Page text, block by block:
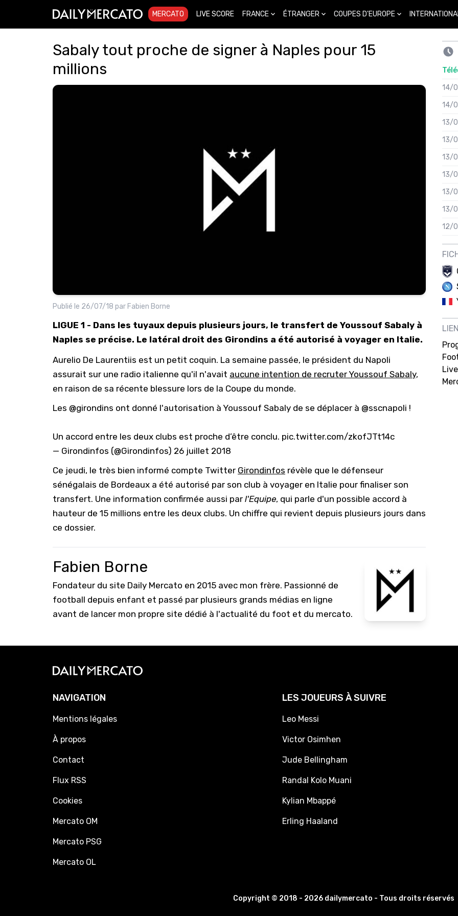
MERCATO LIVE SCORE FRANCE ÉTRANGER COUPES D'EUROPE
Sabaly tout proche de signer à Naples pour 15
millions
Publié le 26/07/18 par Fabien Borne
LIGUE 1 - Dans les tuyaux depuis plusieurs jours, le transfert de Youssouf Sabaly à
Naples se précise. Le latéral droit des Girondins a été autorisé à voyager en Italie.
Aurelio De Laurentiis est un petit coquin. La semaine passée, le président du Napoli
assurait sur une radio italienne qu'il n'avait aucune intention de recruter Youssouf Sabaly,
en raison de sa récente blessure lors de la Coupe du monde.
Les @girondins ont donné l'autorisation à Youssouf Sabaly de se déplacer à @sscnapoli !
Un accord entre les deux clubs est proche d’être conclu. pic.twitter.com/zkofJTt14c
— Girondinfos (@Girondinfos) 26 juillet 2018
Ce jeudi, le très bien informé compte Twitter Girondinfos révèle que le défenseur
sénégalais de Bordeaux a été autorisé par son club à voyager en Italie pour finaliser son
transfert. Une information confirmée aussi par l'Equipe, qui parle d'un possible accord à
hauteur de 15 millions entre les deux clubs. Un chiffre qui revient depuis plusieurs jours dans
ce dossier.
Fabien Borne
Fondateur du site Daily Mercato en 2015 avec mon frère. Passionné de
football depuis enfant et passé par plusieurs grands médias en ligne
avant de lancer mon propre site dédié à l'actualité du foot et du mercato.
14/
14/
13/
13/
13/
13/
13/
13/
12/
12/
12/01
12/
11/
11/
11/
11/
NAVIGATION
Mentions légales
À propos
Contact
Flux RSS
Cookies
Mercato OM
Mercato PSG
Mercato OL
LES JOUEURS À SUIVRE
Leo Messi
Victor Osimhen
Jude Bellingham
Randal Kolo Muani
Kylian Mbappé
Erling Haaland
Copyright © 2018 - 2026 dailymercato - Tous droits réservés